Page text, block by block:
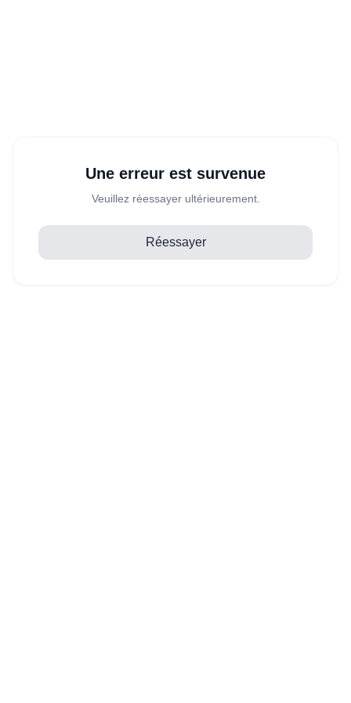
Une erreur est survenue
Veuillez réessayer ultérieurement.
Réessayer